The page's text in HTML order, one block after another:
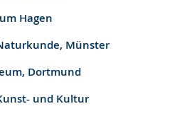
Hagen
Münster
Dortmund
und Kultur